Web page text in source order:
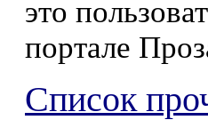
это
портале
Список